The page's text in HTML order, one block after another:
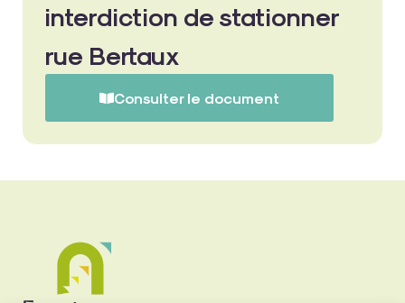
interdiction de stationner
rue Bertaux
Consulter le document